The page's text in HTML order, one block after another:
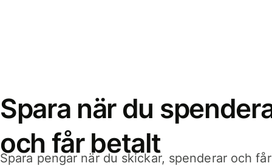
Spara när du
och får betalt
Spara pengar när du skickar, spenderar och